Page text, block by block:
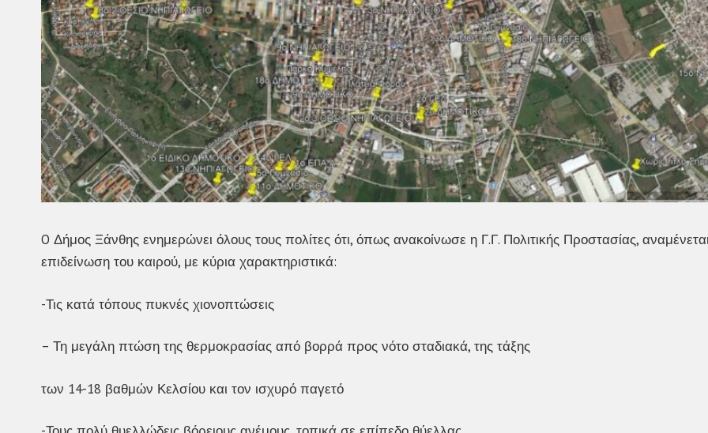
O Δήμος Ξάνθης ενημερώνει όλους τους πολίτες ότι, όπως ανακοίνωσε η Γ.Γ. Πολιτικής Προστασίας,
επιδείνωση του καιρού, με κύρια χαρακτηριστικά:
-Τις κατά τόπους πυκνές χιονοπτώσεις
– Τη μεγάλη πτώση της θερμοκρασίας από βορρά προς νότο σταδιακά, της τάξης
των 14-18 βαθμών Κελσίου και τον ισχυρό παγετό